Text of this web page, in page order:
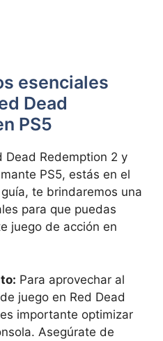
esenciales
Dead
PS5
Dead Redemption 2 y
PS5, estás en el
te brindaremos una
para que puedas
juego de acción en
Para aprovechar al
juego en Red Dead
importante optimizar
Asegúrate de